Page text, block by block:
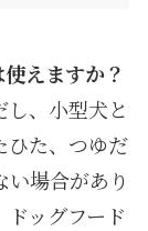
えますか？
、小型犬と
ひた、つゆだ
場合があり
ッグフード